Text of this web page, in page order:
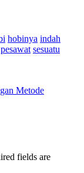
hobinya indah
pesawat sesuatu
Metode
fields are